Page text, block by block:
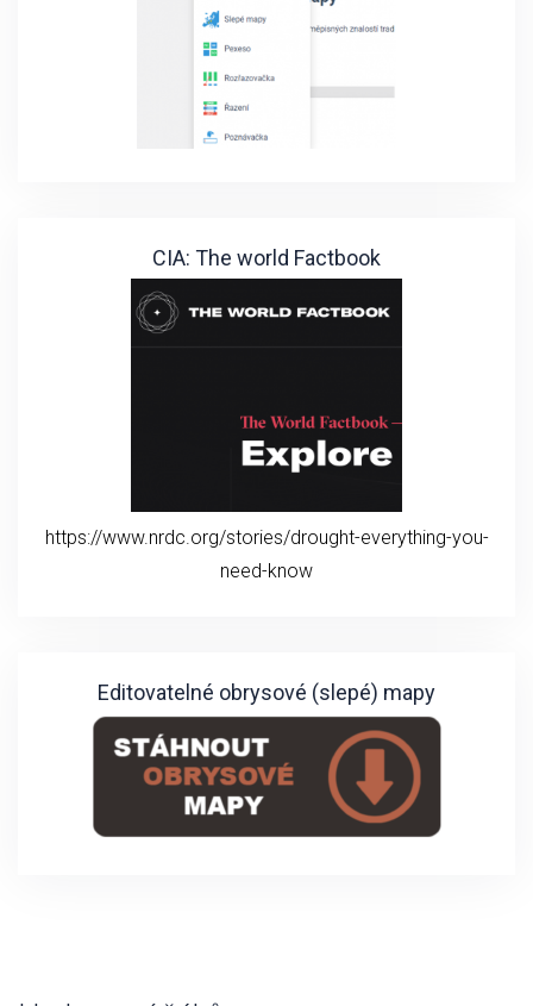
CIA: The world Factbook
https://www.nrdc.org/stories/drought-everything-you-
need-know
Editovatelné obrysové (slepé) mapy